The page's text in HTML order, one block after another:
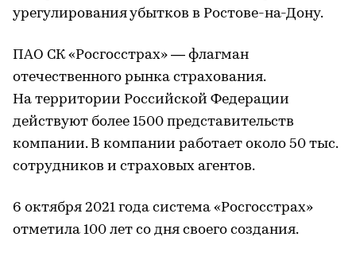
урегулирования убытков в Ростове-на-Дону.
ПАО СК «Росгосстрах» — флагман
отечественного рынка страхования.
На территории Российской Федерации
действуют более 1500 представительств
компании. В компании работает около 50 тыс.
сотрудников и страховых агентов.
6 октября 2021 года система «Росгосстрах»
отметила 100 лет со дня своего создания.